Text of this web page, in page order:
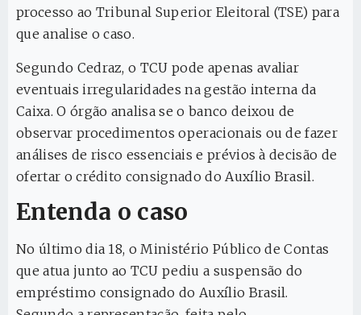
processo ao Tribunal Superior Eleitoral (TSE) para
que analise o caso.
Segundo Cedraz, o TCU pode apenas avaliar
eventuais irregularidades na gestão interna da
Caixa. O órgão analisa se o banco deixou de
observar procedimentos operacionais ou de fazer
análises de risco essenciais e prévios à decisão de
ofertar o crédito consignado do Auxílio Brasil.
Entenda o caso
No último dia 18, o Ministério Público de Contas
que atua junto ao TCU pediu a suspensão do
empréstimo consignado do Auxílio Brasil.